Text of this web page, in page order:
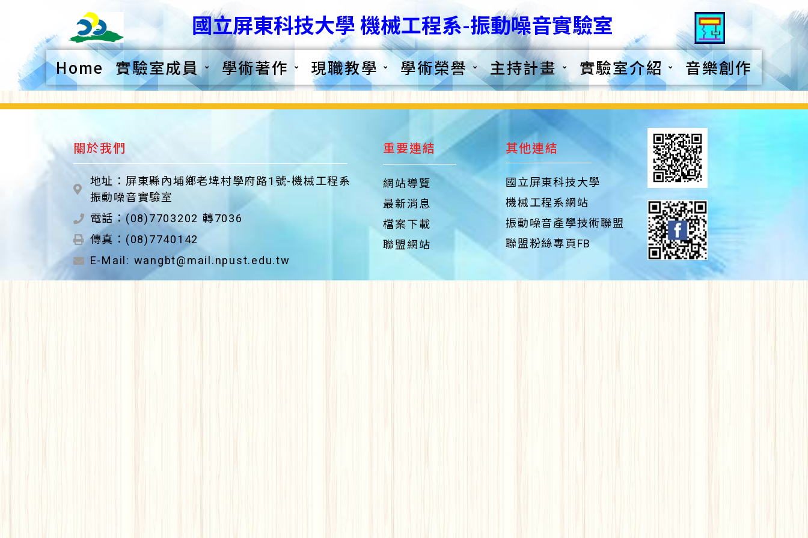
國立屏東科技大學 機械工程系-振動噪音實驗室
Home 實驗室成員 學術著作 現職教學 學術榮譽 主持計畫 實驗室介紹 音樂創作
關於我們
地址：屏東縣內埔鄉老埤村學府路1號-機械工程系
振動噪音實驗室
電話：(08)7703202 轉7036
傳真：(08)7740142
E-Mail: wangbt@mail.npust.edu.tw
重要連結
網站導覽
最新消息
檔案下載
聯盟網站
其他連結
國立屏東科技大學
機械工程系網站
振動噪音產學技術聯盟
聯盟粉絲專頁FB